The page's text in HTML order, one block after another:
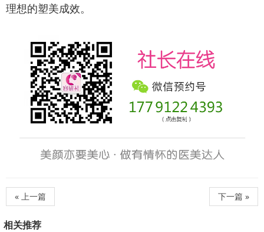
理想的塑美成效。
« 上一篇 下一篇 »
相关推荐